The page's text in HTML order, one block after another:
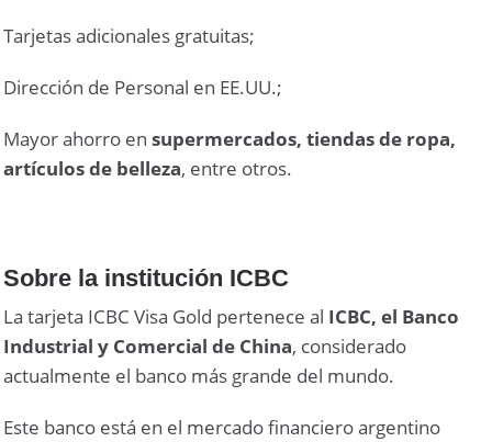
Tarjetas adicionales gratuitas;
Dirección de Personal en EE.UU.;
Mayor ahorro ensupermercados, tiendas de ropa,
artículos de belleza, entre otros.
Sobre la institución ICBC
La tarjeta ICBC Visa Gold pertenece al ICBC, el Banco
Industrial y Comercial de China, considerado
actualmente el banco más grande del mundo.
Este banco está en el mercado financiero argentino